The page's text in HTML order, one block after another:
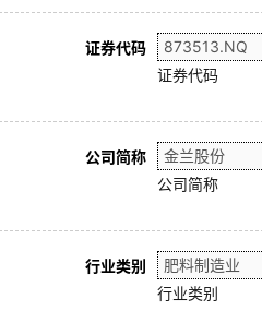
证券代码
证券代码
公司简称
公司简称
行业类别
行业类别